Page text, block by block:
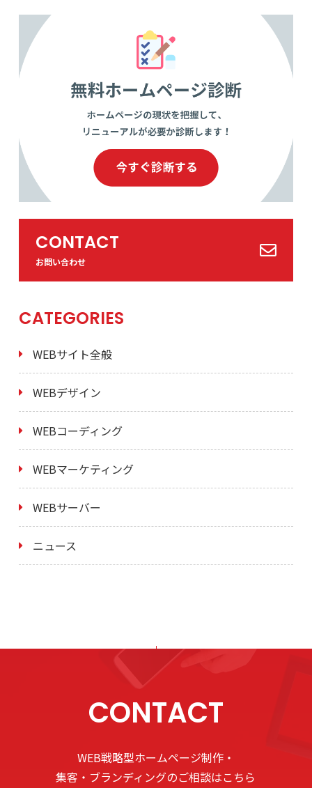
CONTACT
お問い合わせ
CATEGORIES
WEBサイト全般
WEBデザイン
WEBコーディング
WEBマーケティング
WEBサーバー
ニュース
CONTACT
WEB戦略型ホームページ制作・
集客・ブランディングのご相談はこちら